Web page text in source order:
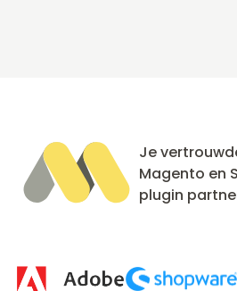
Je
Magento en
plugin